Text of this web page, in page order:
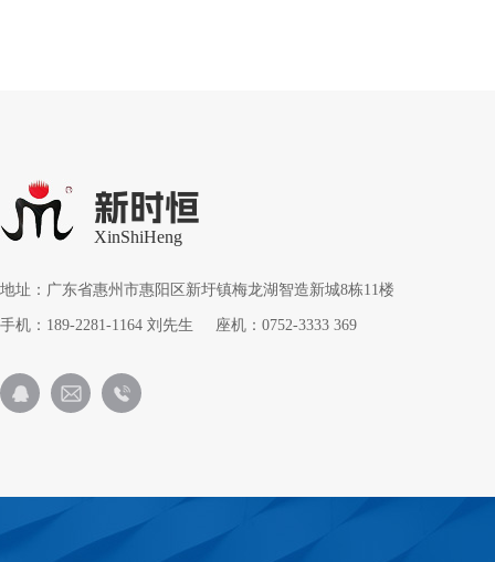
新时恒
XinShiHeng
地址：广东省惠州市惠阳区新圩镇梅龙湖智造新城8栋11楼
手机：189-2281-1164 刘先生 座机：0752-3333 369